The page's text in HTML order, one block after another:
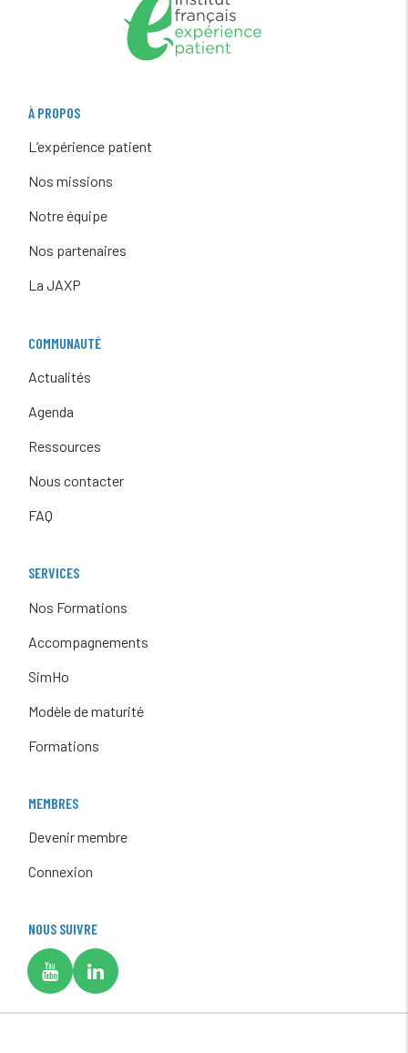
À PROPOS
L’expérience patient
Nos missions
Notre équipe
Nos partenaires
La JAXP
COMMUNAUTÉ
Actualités
Agenda
Ressources
Nous contacter
FAQ
SERVICES
Nos Formations
Accompagnements
SimHo
Modèle de maturité
Formations
MEMBRES
Devenir membre
Connexion
NOUS SUIVRE